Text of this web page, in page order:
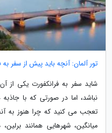
تور آلمان: آنچه باید پیش از سفر به
شاید سفر به فرانکفورت یکی از
نباشد، اما در صورتی که با جاذبه
تعجب می کنید که چرا هنوز به
میانگین، شهرهایی همانند